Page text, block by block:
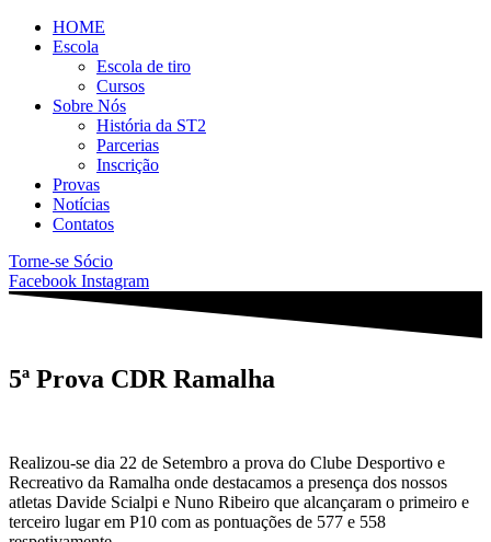
HOME
Escola
Escola de tiro
Cursos
Sobre Nós
História da ST2
Parcerias
Inscrição
Provas
Notícias
Contatos
Torne-se Sócio
Facebook Instagram
5ª Prova CDR Ramalha
Realizou-se dia 22 de Setembro a prova do Clube Desportivo e
Recreativo da Ramalha onde destacamos a presença dos nossos
atletas Davide Scialpi e Nuno Ribeiro que alcançaram o primeiro e
terceiro lugar em P10 com as pontuações de 577 e 558